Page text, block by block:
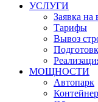
УСЛУГИ
Заявка
Тарифы
Вывоз
МОЩНОСТИ
Автопарк